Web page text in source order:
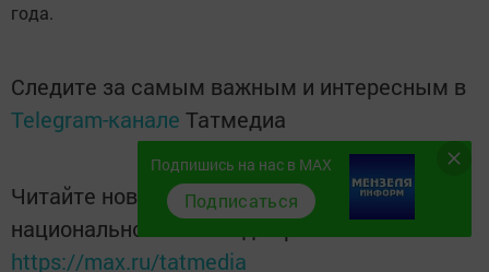
года.
Следите за самым важным и интересным в
Telegram-канале Татмедиа
Читайте новости Татарстана в
национальном мессенджере MАХ:
https://max.ru/tatmedia
Подпишись на нас в MAX
Подписаться